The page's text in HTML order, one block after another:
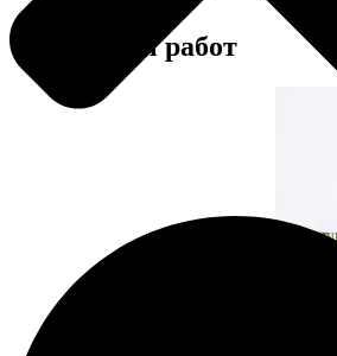
Примеры работ